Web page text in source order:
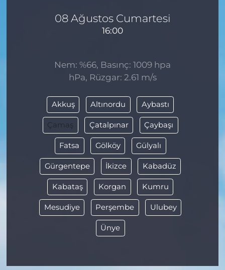
08 Ağustos Cumartesi
16:00
Nem: %66, Basınç: 1009 hpa
hPa, Rüzgar: 2.61 m/s
Akkuş Altınordu Aybastı
Çamaş Çatalpınar Çaybaşı
Fatsa Gölköy Gülyalı
Gürgentepe İkizce Kabadüz
Kabataş Korgan Kumru
Mesudiye Perşembe Ulubey
Ünye